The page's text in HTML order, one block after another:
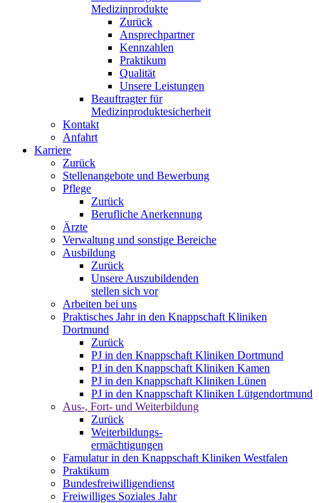
Medizinprodukte
Zurück
Ansprechpartner
Kennzahlen
Praktikum
Qualität
Unsere Leistungen
Beauftragter für
Medizinproduktesicherheit
Kontakt
Anfahrt
Karriere
Zurück
Stellenangebote und Bewerbung
Pflege
Zurück
Berufliche Anerkennung
Ärzte
Verwaltung und sonstige Bereiche
Ausbildung
Zurück
Unsere Auszubildenden
stellen sich vor
Arbeiten bei uns
Praktisches Jahr in den Knappschaft Kliniken
Dortmund
Zurück
PJ in den Knappschaft Kliniken Dortmund
PJ in den Knappschaft Kliniken Kamen
PJ in den Knappschaft Kliniken Lünen
PJ in den Knappschaft Kliniken Lütgendortmund
Aus-, Fort- und Weiterbildung
Zurück
Weiterbildungs-
ermächtigungen
Famulatur in den Knappschaft Kliniken Westfalen
Praktikum
Bundesfreiwilligendienst
Freiwilliges Soziales Jahr